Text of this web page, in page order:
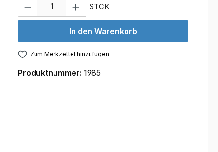
Produkt Anzahl: Gib den gewünschten Wert ein oder
STCK
In den Warenkorb
Zum Merkzettel hinzufügen
Produktnummer: 1985